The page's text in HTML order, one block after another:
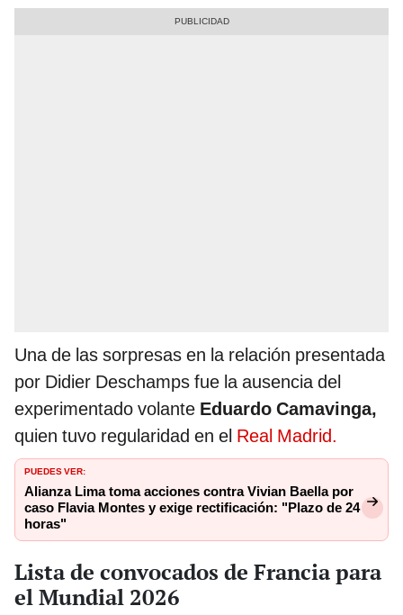
Una de las sorpresas en la relación presentada
por Didier Deschamps fue la ausencia del
experimentado volante Eduardo Camavinga,
quien tuvo regularidad en el Real Madrid.
PUEDES VER:
Alianza Lima toma acciones contra Vivian Baella por
caso Flavia Montes y exige rectificación: "Plazo de 24
horas"
Lista de convocados de Francia para
el Mundial 2026